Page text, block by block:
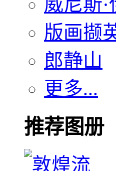
版画撷
郎静山
更多...
推荐图册